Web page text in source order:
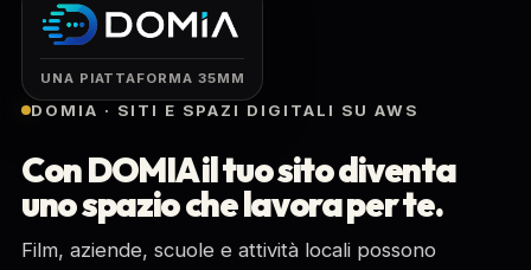
UNA PIATTAFORMA 35MM
DOMIA · SITI E SPAZI DIGITALI SU AWS
Con DOMIA il tuo sito diventa
uno spazio che lavora per te.
Film, aziende, scuole e attività locali possono